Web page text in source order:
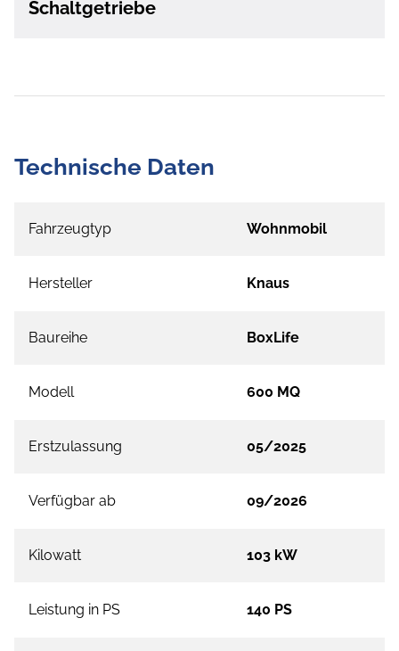
Schaltgetriebe
Technische Daten
Fahrzeugtyp Wohnmobil
Hersteller Knaus
Baureihe BoxLife
Modell 600 MQ
Erstzulassung 05/2025
Verfügbar ab 09/2026
Kilowatt 103 kW
Leistung in PS 140 PS